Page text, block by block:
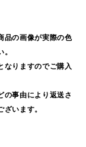
の画像が実際の色
なりますのでご購入
事由により返送さ
います。